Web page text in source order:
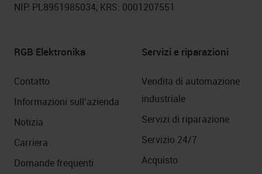
NIP: PL8951985034, KRS: 0001207551
RGB Elektronika
Contatto
Informazioni sull’azienda
Notizia
Carriera
Domande frequenti
Servizi e riparazioni
Vendita di automazione
industriale
Servizi di riparazione
Servizio 24/7
Acquisto